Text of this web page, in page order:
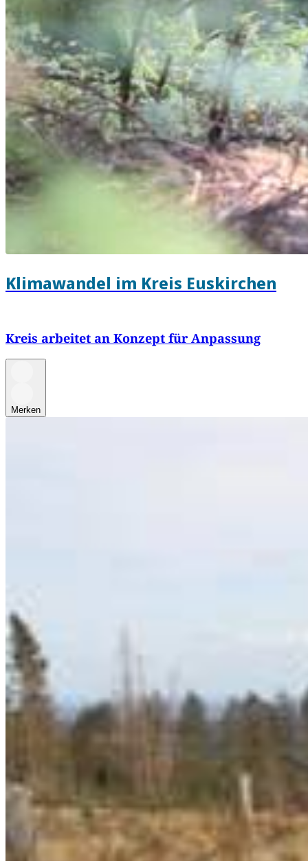
Klimawandel im Kreis Euskirchen
Kreis arbeitet an Konzept für Anpassung
Merken